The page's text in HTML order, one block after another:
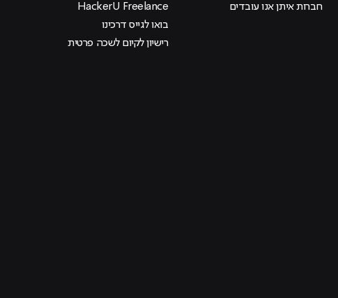
חברות איתן אנו עובדים
HackerU Freelance
בואו לגייס דרכינו
רישיון לקיום לשכה פרטית